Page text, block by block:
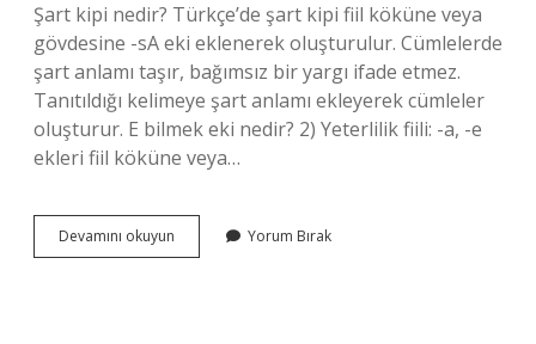
Şart kipi nedir? Türkçe’de şart kipi fiil köküne veya
gövdesine -sA eki eklenerek oluşturulur. Cümlelerde
şart anlamı taşır, bağımsız bir yargı ifade etmez.
Tanıtıldığı kelimeye şart anlamı ekleyerek cümleler
oluşturur. E bilmek eki nedir? 2) Yeterlilik fiili: -a, -e
ekleri fiil köküne veya…
Devamını okuyun
Bilmek
Yorum Bırak